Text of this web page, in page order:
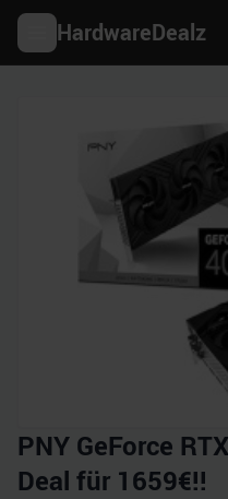
HardwareDealz
PNY GeForce
Deal für 1659€!!